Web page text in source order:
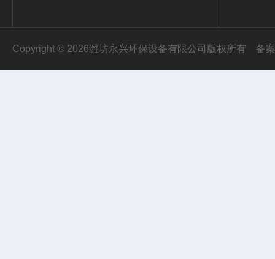
Copyright © 2026潍坊永兴环保设备有限公司版权所有 备